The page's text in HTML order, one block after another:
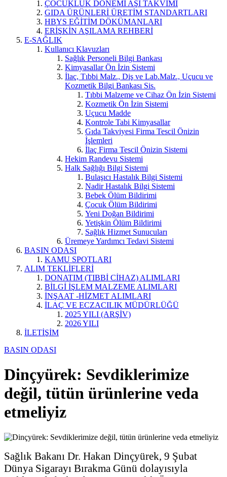
ÇOCUKLUK DÖNEMİ AŞI TAKVİMİ
GIDA ÜRÜNLERİ ÜRETİM STANDARTLARI
HBYS EĞİTİM DÖKÜMANLARI
ERİŞKİN AŞILAMA REHBERİ
E-SAĞLIK
Kullanıcı Klavuzları
Sağlık Personeli Bilgi Bankası
Kimyasallar Ön İzin Sistemi
İlaç, Tıbbi Malz., Diş ve Lab.Malz., Uçucu ve
Kozmetik Bilgi Bankası Sis.
Tıbbi Malzeme ve Cihaz Ön İzin Sistemi
Kozmetik Ön İzin Sistemi
Uçucu Madde
Kontrole Tabi Kimyasallar
Gıda Takviyesi Firma Tescil Önizin
İşlemleri
İlaç Firma Tescil Önizin Sistemi
Hekim Randevu Sistemi
Halk Sağlığı Bilgi Sistemi
Bulaşıcı Hastalık Bilgi Sistemi
Nadir Hastalık Bilgi Sistemi
Bebek Ölüm Bildirimi
Çocuk Ölüm Bildirimi
Yeni Doğan Bildirimi
Yetişkin Ölüm Bildirimi
Sağlık Hizmet Sunucuları
Üremeye Yardımcı Tedavi Sistemi
BASIN ODASI
KAMU SPOTLARI
ALIM TEKLİFLERİ
DONATIM (TIBBİ CİHAZ) ALIMLARI
BİLGİ İŞLEM MALZEME ALIMLARI
İNŞAAT -HİZMET ALIMLARI
İLAÇ VE ECZACILIK MÜDÜRLÜĞÜ
2025 YILI (ARŞİV)
2026 YILI
İLETİŞİM
BASIN ODASI
Dinçyürek: Sevdiklerimize
değil, tütün ürünlerine veda
etmeliyiz
Sağlık Bakanı Dr. Hakan Dinçyürek, 9 Şubat
Dünya Sigarayı Bırakma Günü dolayısıyla